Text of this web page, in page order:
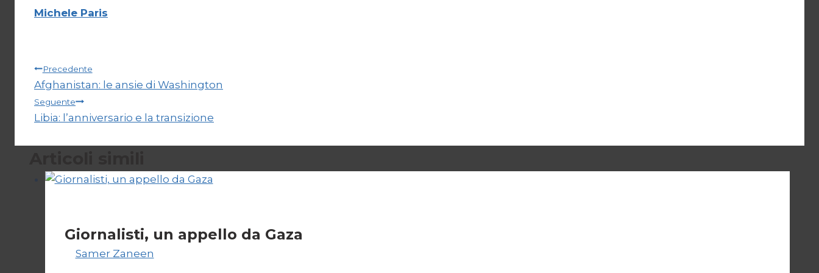
Michele Paris
Navigazione
articoli
Precedente
Afghanistan: le ansie di Washington
Seguente
Libia: l’anniversario e la transizione
Giornalisti, un appello da Gaza
Samer Zaneen